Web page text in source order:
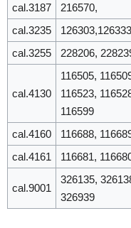
cal.3187 216570,
cal.3235
cal.3255
228206,
cal.4130
116505,
116523,
116599
cal.4160 116688,
cal.4161
116681,
cal.9001
326135,
326939